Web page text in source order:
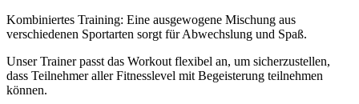
Kombiniertes Training: Eine ausgewogene Mischung aus
verschiedenen Sportarten sorgt für Abwechslung und Spaß.
Unser Trainer passt das Workout flexibel an, um sicherzustellen,
dass Teilnehmer aller Fitnesslevel mit Begeisterung teilnehmen
können.